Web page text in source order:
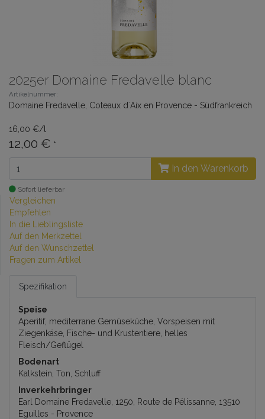
2025er Domaine Fredavelle blanc
Artikelnummer:
Domaine Fredavelle, Coteaux d´Aix en Provence - Südfrankreich
16,00 €/l
12,00 € *
In den Warenkorb
Sofort lieferbar
Vergleichen
Empfehlen
In die Lieblingsliste
Auf den Merkzettel
Auf den Wunschzettel
Fragen zum Artikel
Spezifikation
Speise
Aperitif, mediterrane Gemüseküche, Vorspeisen mit
Ziegenkäse, Fische- und Krustentiere, helles
Fleisch/Geflügel
Bodenart
Kalkstein, Ton, Schluff
Inverkehrbringer
Earl Domaine Fredavelle, 1250, Route de Pélissanne, 13510
Eguilles - Provence